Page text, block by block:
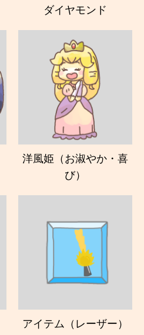
ダイヤモンド
洋風姫（お淑やか・喜
び）
アイテム（レーザー）